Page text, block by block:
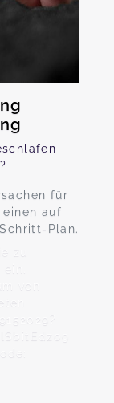
für
auf
Plan.
zu
von